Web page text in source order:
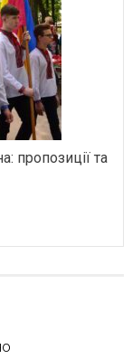
пропозиції та